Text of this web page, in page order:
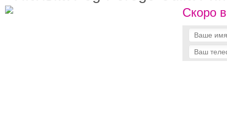
Скоро